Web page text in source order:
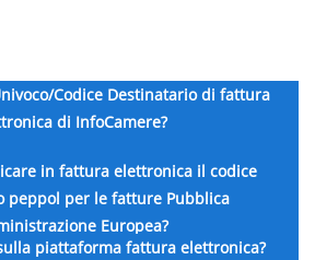
Codice Destinatario di fattura
di InfoCamere?
in fattura elettronica il codice
peppol per le fatture Pubblica
Europea?
piattaforma fattura elettronica?